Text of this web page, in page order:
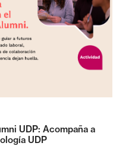
UDP: Acompaña a
UDP